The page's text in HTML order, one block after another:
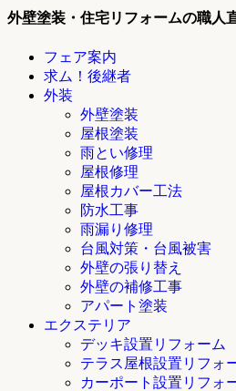
外壁塗装・住宅リフォームの職人
フェア案内
求ム！後継者
外装
外壁塗装
屋根塗装
雨とい修理
屋根修理
屋根カバー工法
防水工事
雨漏り修理
台風対策・台風被害
外壁の張り替え
外壁の補修工事
アパート塗装
エクステリア
デッキ設置リフォーム
テラス屋根設置リフォ
カーポート設置リフォ